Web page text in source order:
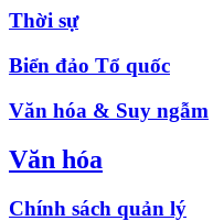
Thời sự
Biển đảo Tổ quốc
Văn hóa & Suy ngẫm
Văn hóa
Chính sách quản lý